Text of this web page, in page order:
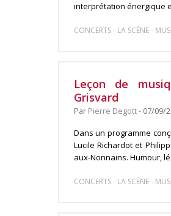
interprétation énergique
CONCERTS- LA SCÈNE-
Leçon de
Grisvard
Par Pierre Degott- 07/09/
Dans un programme
Lucile Richardot et
aux-Nonnains. Humour,
CONCERTS- LA SCÈNE-